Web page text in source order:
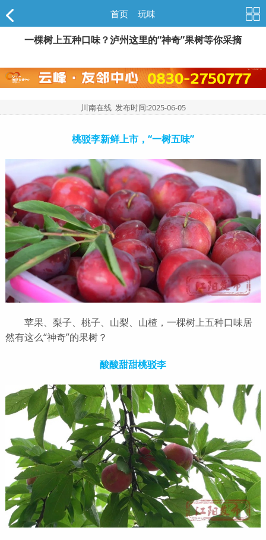
首页 玩味
一棵树上五种口味？泸州这里的“神奇”果树等你采摘
川南在线 发布时间:2025-06-05
桃驳李新鲜上市， “一树五味”
苹果、梨子、桃子、山梨、山楂，一棵树上五种口味居
然有这么“神奇”的果树？
酸酸甜甜桃驳李